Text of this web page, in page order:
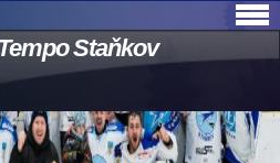
Staňkov